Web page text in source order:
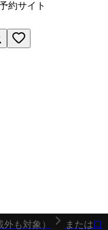
約サイト
外も対象） または口